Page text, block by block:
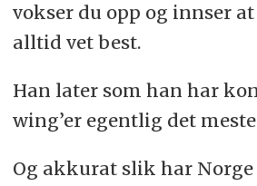
vokser du opp og innser
alltid vet best.
Han later som han har
wing’er egentlig det
Og akkurat slik har Norge